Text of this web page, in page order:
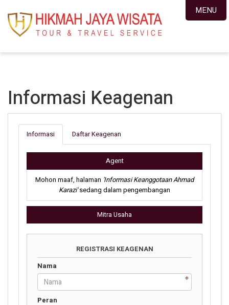
Informasi Keagenan
Informasi Daftar Keagenan
Agent
Mohon maaf, halaman 'Informasi Keanggotaan Ahmad
Karazi'sedang dalam pengembangan
Mitra Usaha
REGISTRASI KEAGENAN
Nama
Peran
MENU